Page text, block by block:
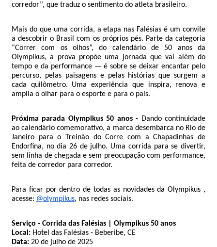
corredor’’, que traduz o sentimento do atleta brasileiro.
Mais do que uma corrida, a etapa nas Falésias é um convite
a descobrir o Brasil com os próprios pés. Parte da categoria
“Correr com os olhos”, do calendário de 50 anos da
Olympikus, a prova propõe uma jornada que vai além do
tempo e da performance — é sobre se deixar encantar pelo
percurso, pelas paisagens e pelas histórias que surgem a
cada quilômetro. Uma experiência que inspira, renova e
amplia o olhar para o esporte e para o país.
Próxima parada Olympikus 50 anos - Dando continuidade
ao calendário comemorativo, a marca desembarca no Rio de
Janeiro para o Treinão do Corre com a Chapadinhas de
Endorfina, no dia 26 de julho. Uma corrida para se divertir,
sem linha de chegada e sem preocupação com performance,
feita de corredor para corredor.
Para ficar por dentro de todas as novidades da Olympikus ,
acesse: @olympikus, nas redes sociais.
Serviço - Corrida das Falésias | Olympikus 50 anos
Local: Hotel das Falésias - Beberibe, CE
Data: 20 de julho de 2025